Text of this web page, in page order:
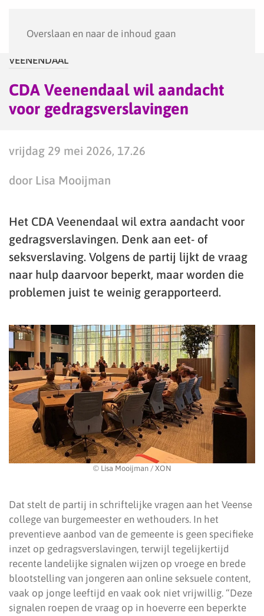
Overslaan en naar de inhoud gaan
VEENENDAAL
CDA Veenendaal wil aandacht
voor gedragsverslavingen
vrijdag 29 mei 2026, 17.26
door Lisa Mooijman
Het CDA Veenendaal wil extra aandacht voor
gedragsverslavingen. Denk aan eet- of
seksverslaving. Volgens de partij lijkt de vraag
naar hulp daarvoor beperkt, maar worden die
problemen juist te weinig gerapporteerd.
© Lisa Mooijman / XON
Dat stelt de partij in schriftelijke vragen aan het Veense
college van burgemeester en wethouders. In het
preventieve aanbod van de gemeente is geen specifieke
inzet op gedragsverslavingen, terwijl tegelijkertijd
recente landelijke signalen wijzen op vroege en brede
blootstelling van jongeren aan online seksuele content,
vaak op jonge leeftijd en vaak ook niet vrijwillig. “Deze
signalen roepen de vraag op in hoeverre een beperkte